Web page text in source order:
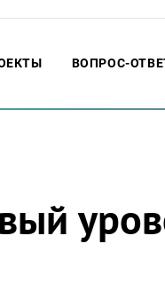
ВОПРОС-